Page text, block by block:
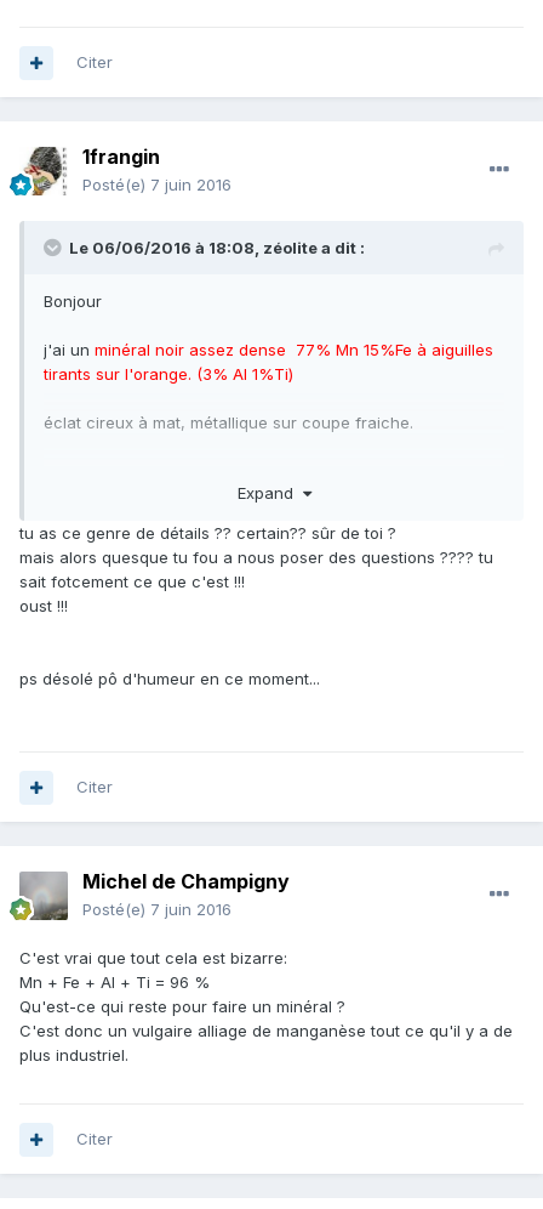
Citer
1frangin
Posté(e) 7 juin 2016
Le 06/06/2016 à 18:08, zéolitea dit :
Bonjour
j'ai un minéral noir assez dense 77% Mn 15%Fe à aiguilles
tirants sur l'orange. (3% Al 1%Ti)
éclat cireux à mat, métallique sur coupe fraiche.
est-ce que çà vous cause?Expand
tu as ce genre de détails ?? certain?? sûr de toi ?
mais alors quesque tu fou a nous poser des questions ???? tu
sait fotcement ce que c'est !!!
oust !!!
ps désolé pô d'humeur en ce moment...
Citer
Michel de Champigny
Posté(e) 7 juin 2016
C'est vrai que tout cela est bizarre:
Mn + Fe + Al + Ti = 96 %
Qu'est-ce qui reste pour faire un minéral ?
C'est donc un vulgaire alliage de manganèse tout ce qu'il y a de
plus industriel.
Citer